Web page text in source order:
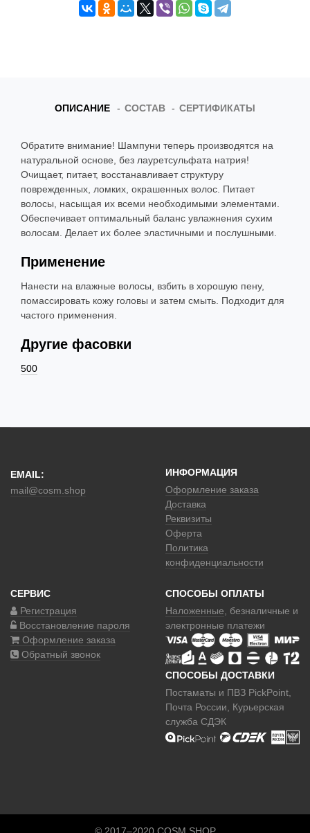
ОПИСАНИЕ СОСТАВ СЕРТИФИКАТЫ
Обратите внимание! Шампуни теперь производятся на
натуральной основе, без лауретсульфата натрия!
Очищает, питает, восстанавливает структуру
поврежденных, ломких, окрашенных волос. Питает
волосы, насыщая их всеми необходимыми элементами.
Обеспечивает оптимальный баланс увлажнения сухим
волосам. Делает их более эластичными и послушными.
Применение
Нанести на влажные волосы, взбить в хорошую пену,
помассировать кожу головы и затем смыть. Подходит для
частого применения.
Другие фасовки
500
EMAIL:
mail@cosm.shop
ИНФОРМАЦИЯ
Оформление заказа
Доставка
Реквизиты
Оферта
Политика
конфиденциальности
СЕРВИС
Регистрация
Восстановление пароля
Оформление заказа
Обратный звонок
СПОСОБЫ ОПЛАТЫ
Наложенные , безналичные и
электронные платежи
СПОСОБЫ ДОСТАВКИ
Постаматы и ПВЗ PickPoint,
Почта России, Курьерская
служба СДЭК